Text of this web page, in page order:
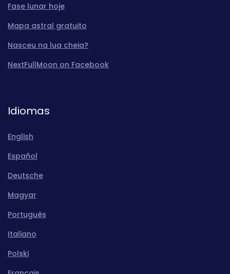
Fase lunar hoje
Mapa astral gratuito
Nasceu na lua cheia?
NextFullMoon on Facebook
Idiomas
English
Español
Deutsche
Magyar
Português
Italiano
Polski